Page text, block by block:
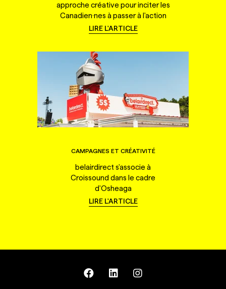
approche créative pour inciter les
Canadien·nes à passer à l'action
LIRE L'ARTICLE
CAMPAGNES ET CRÉATIVITÉ
belairdirect s'associe à
Croissound dans le cadre
d'Osheaga
LIRE L'ARTICLE